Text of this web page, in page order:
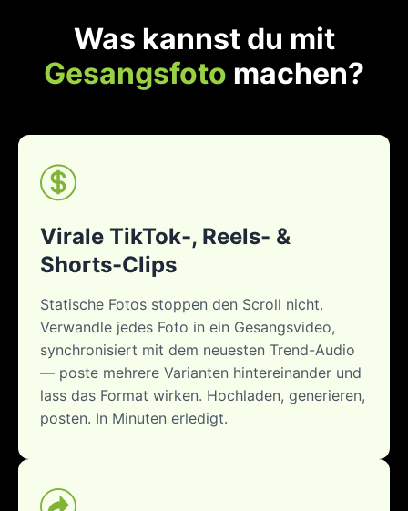
Was kannst du mit
Gesangsfoto machen?
Virale TikTok-, Reels- &
Shorts-Clips
Statische Fotos stoppen den Scroll nicht.
Verwandle jedes Foto in ein Gesangsvideo,
synchronisiert mit dem neuesten Trend-Audio
— poste mehrere Varianten hintereinander und
lass das Format wirken. Hochladen, generieren,
posten. In Minuten erledigt.